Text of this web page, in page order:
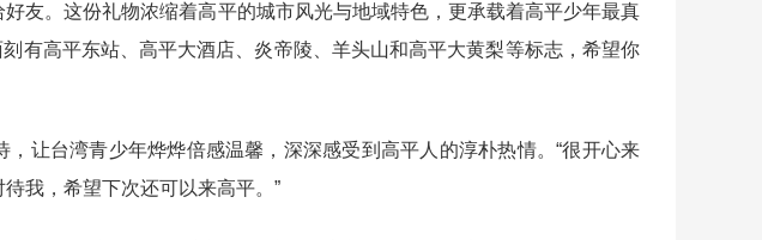
。这份礼物浓缩着高平的城市风光与地域特色，更承载着高平少年最真
刻有高平东站、高平大酒店、炎帝陵、羊头山和高平大黄梨等标志，希望你
台湾青少年烨烨倍感温馨，深深感受到高平人的淳朴热情。“很开心来
我，希望下次还可以来高平。”